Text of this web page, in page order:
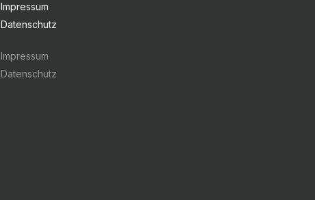
Impressum
Datenschutz
Impressum
Datenschutz